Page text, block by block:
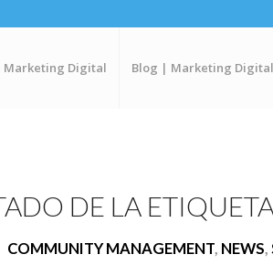
Marketing Digital Blog | Marketing Digital
DE LA
COMMUNITY MANAGEMENT, NEWS,